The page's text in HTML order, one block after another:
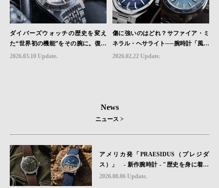
ダイバーズウォッチの歴史を変え
た“世界初の機能”をその腕に。復活
を遂げたAquastarの革新｜HMS Bra
2026.03.10 Update.
傷に強いのはどれ？サファイア・ミ
ネラル・ヘサライト──腕時計「風防
素材」の本当の違い
2026.02.22 Update.
News
ニュース >
アメリカ発「PRAESIDUS（プレジダ
ス）」 - 新作腕時計 - "歴史を身に着け
る“ -戦場を駆け抜けたWillys MBのボンネ
2026.08.06 Update.